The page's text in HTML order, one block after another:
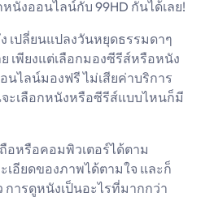
นังออนไลน์กับ 99HD กันได้เลย!
เปลี่ยนแปลงวันหยุดธรรมดาๆ
พียงแต่เลือกมองซีรีส์หรือหนัง
นไลน์มองฟรี ไม่เสียค่าบริการ
ะเลือกหนังหรือซีรีส์แบบไหนก็มี
หรือคอมพิวเตอร์ได้ตาม
เอียดของภาพได้ตามใจ และก็
ารดูหนังเป็นอะไรที่มากกว่า